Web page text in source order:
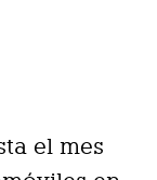
el mes